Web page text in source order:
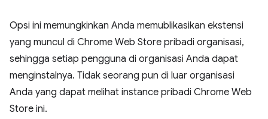
Opsi ini memungkinkan Anda memublikasikan ekstensi
yang muncul di Chrome Web Store pribadi organisasi,
sehingga setiap pengguna di organisasi Anda dapat
menginstalnya. Tidak seorang pun di luar organisasi
Anda yang dapat melihat instance pribadi Chrome Web
Store ini.